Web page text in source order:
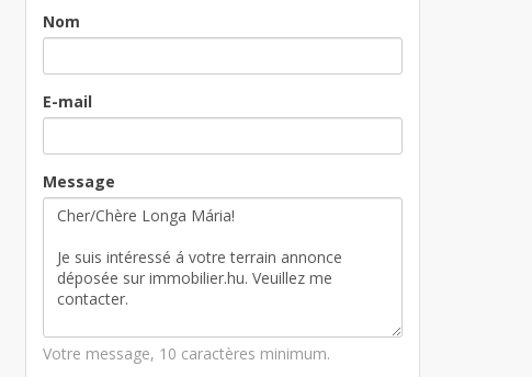
Nom
E-mail
Message
Votre message, 10 caractères minimum.